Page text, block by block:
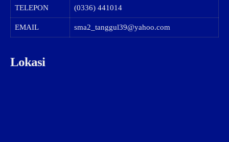
TELEPON (0336) 441014
EMAIL sma2_tanggul39@yahoo.com
Lokasi